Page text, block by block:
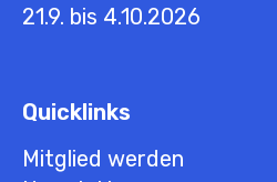
21.9. bis 4.10.2026
Quicklinks
Mitglied werden